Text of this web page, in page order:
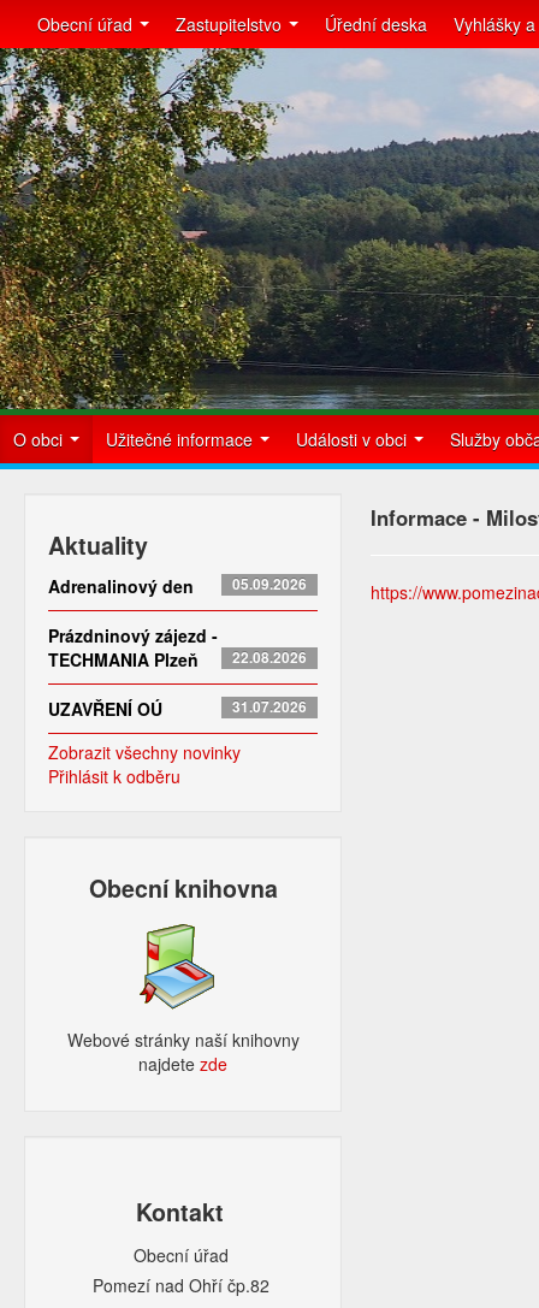
Obecní úřad Zastupitelstvo Úřední deska Vyhlášky
O obci Užitečné informace Události v obci Služby
Aktuality
Adrenalinový den 05.09.2026
Prázdninový zájezd -
TECHMANIA Plzeň
22.08.2026
UZAVŘENÍ OÚ 31.07.2026
Zobrazit všechny novinky
Přihlásit k odběru
Obecní knihovna
Webové stránky naší knihovny
najdetezde​
Kontakt
Obecní úřad
Pomezí nad Ohří čp.82
Informace -
https://